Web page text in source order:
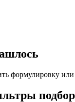
формулировку